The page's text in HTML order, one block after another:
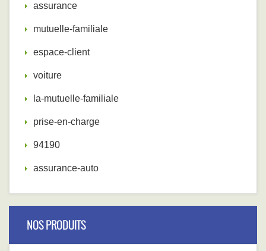
assurance
mutuelle-familiale
espace-client
voiture
la-mutuelle-familiale
prise-en-charge
94190
assurance-auto
NOS PRODUITS